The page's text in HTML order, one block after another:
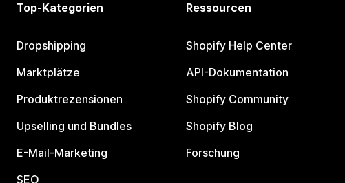
Top-Kategorien
Dropshipping
Marktplätze
Produktrezensionen
Upselling und Bundles
E-Mail-Marketing
SEO
Ressourcen
Shopify Help Center
API-Dokumentation
Shopify Community
Shopify Blog
Forschung